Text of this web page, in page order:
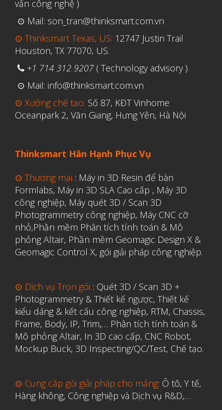
Ứng dụng
Vật liệu
Y Tế
vấn công nghệ )
⊙ Mail: son_tran@thinksmart.com.vn
⊙ Thinksmart Texas, US: 12747 Justin Trail
Houston, TX 77070, US.
+1 714 312 9207 ( Technology advisory )
⊙ Mail: info@thinksmart.com.vn
⊙ Xưởng chế tạo: Số 87, KĐT Vinhome
Oceanpark 2, Văn Giang, Hưng Yên, Hà Nội
Thinksmart Hân Hạnh Phục Vụ
⊙ Thương mại : Máy in 3D Resin để bàn
Formlabs, Máy in 3D SLA Cao cấp , Máy 3D
công nghiệp, Máy quét 3D / Scan 3D
Photogrammetry công nghiệp, Máy CNC cỡ
nhỏ,Phần mềm Phân tích tính toán & Mô
phỏng Altair, Phần mềm Geomagic Design X &
Geomagic Control X, gói giải pháp công nghiệp.
⊙ Dịch vụ Trọn gói : Quét 3D / Scan 3D +
Photogrammetry & Thiết kế ngược, Thiết kế
kiểu dáng & kết cấu công nghiệp, RTM, Chassis,
Frame, Body, IP, Trim,… Phân tích tính toán &
Mô phỏng Altair, In 3D cao cấp, CNC Robot,
Mockup Buck, 3D Inspecting/QC/Test, Chế tạo.
⊙ Cung cấp gói giải pháp cho mảng: Ô tô, Y tế,
Hàng không, Công nghiệp và Dịch vụ R&D,…